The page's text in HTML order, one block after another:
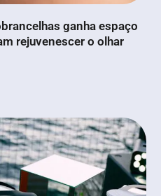
ganha espaço
rejuvenescer o olhar